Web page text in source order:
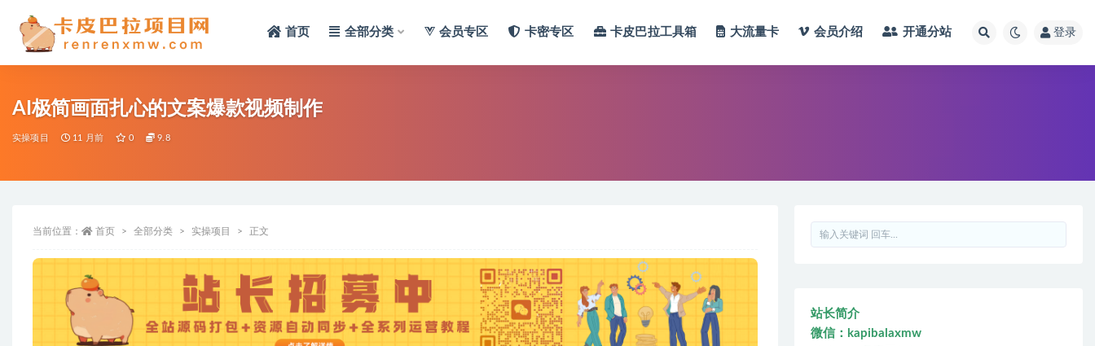
首页 全部分类 会员专区 卡密专区 卡皮巴拉工具箱 大流量卡 会员介绍 开通分站 登录
AI极简画面扎心的文案爆款视频制作
实操项目 11 月前 0 9.8
当前位置： 首页 全部分类 实操项目 正文
站长简介
微信：kapibalaxmw